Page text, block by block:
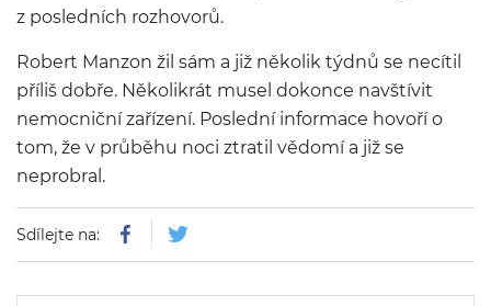
z posledních rozhovorů.
Robert Manzon žil sám a již několik týdnů se necítil
příliš dobře. Několikrát musel dokonce navštívit
nemocniční zařízení. Poslední informace hovoří o
tom, že v průběhu noci ztratil vědomí a již se
neprobral.
Sdílejte na: